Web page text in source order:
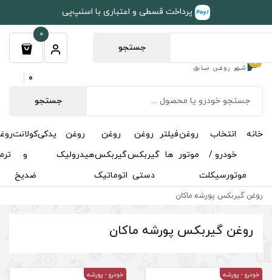
و اعتباری با اسنپ‌پی
جستجو
روغن
دستی
روغن
گیربکس
اتوماتیک
روغن
هیدرولیک
یدکی کولانت
و
ضدیخ
روغن
ترمز
مکمل
و
اکتان
خوشبوکنندهدربارهتماس
با ما
ماکان
خودرو - پورشه